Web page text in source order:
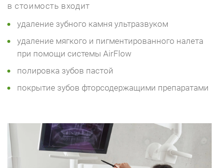
в стоимость входит
удаление зубного камня ультразвуком
удаление мягкого и пигментированного налета
при помощи системы AirFlow
полировка зубов пастой
покрытие зубов фторсодержащими препаратами